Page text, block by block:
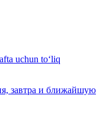
uchun to‘liq
завтра и ближайшую